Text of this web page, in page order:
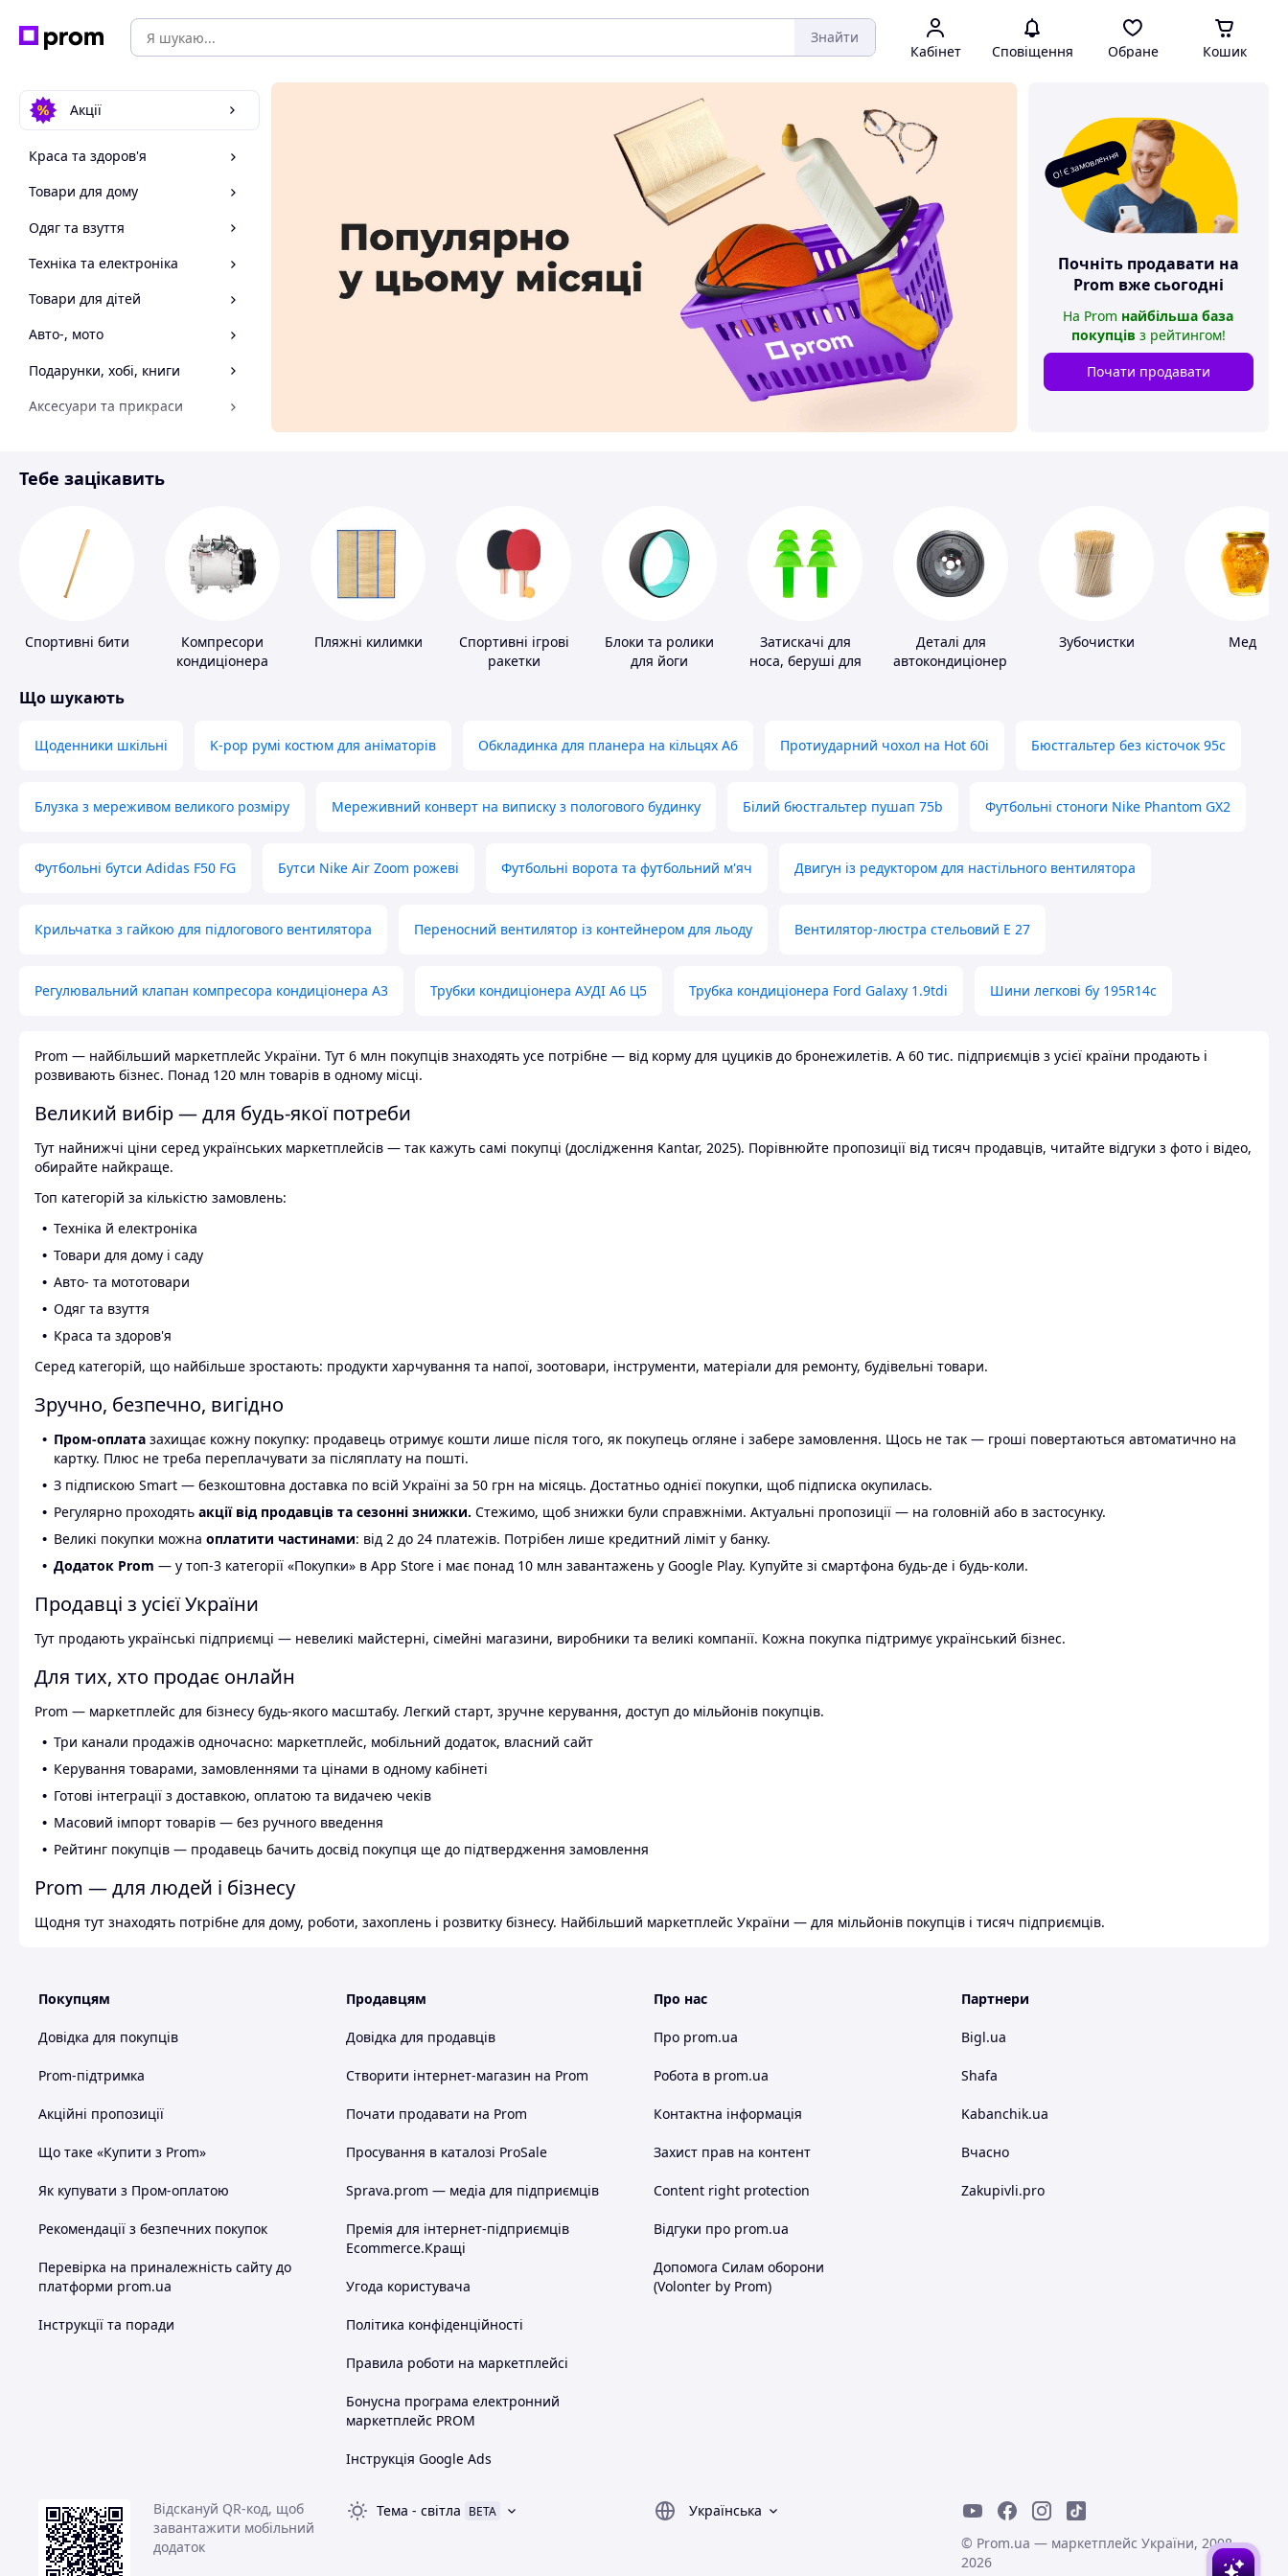
Знайти
Кабінет Сповіщення Обране Кошик
Акції
Краса та здоров'я
Товари для дому
Одяг та взуття
Техніка та електроніка
Товари для дітей
Авто-, мото
Подарунки, хобі, книги
Аксесуари та прикраси
Спорт і відпочинок
О! Є замовлення
Почніть продавати на
Prom вже сьогодні
На Prom найбільша база
покупців з рейтингом!
Почати продавати
Тебе зацікавить
Спортивні бити
Компресори
кондиціонера
Пляжні килимки
Спортивні ігрові
ракетки
Блоки та ролики
для йоги
Затискачі для
носа, беруші для
Деталі для
автокондиціонерів
Зубочистки Мед
Що шукають
Щоденники шкільні K-pop румі костюм для аніматорів Обкладинка для планера на кільцях А6 Протиударний чохол на Hot 60i Бюстгальтер без кісточок 95с
Блузка з мереживом великого розміру Мереживний конверт на виписку з пологового будинку Білий бюстгальтер пушап 75b Футбольні стоноги Nike Phantom GX2
Футбольні бутси Adidas F50 FG Бутси Nike Air Zoom рожеві Футбольні ворота та футбольний м'яч Двигун із редуктором для настільного вентилятора
Крильчатка з гайкою для підлогового вентилятора Переносний вентилятор із контейнером для льоду Вентилятор-люстра стельовий E 27
Регулювальний клапан компресора кондиціонера А3 Трубки кондиціонера АУДІ А6 Ц5 Трубка кондиціонера Ford Galaxy 1.9tdi Шини легкові бу 195R14c
Prom — найбільший маркетплейс України. Тут 6 млн покупців знаходять усе потрібне — від корму для цуциків до бронежилетів. А 60 тис. підприємців з усієї країни продають і
розвивають бізнес. Понад 120 млн товарів в одному місці.
Великий вибір — для будь-якої потреби
Тут найнижчі ціни серед українських маркетплейсів — так кажуть самі покупці (дослідження Kantar, 2025). Порівнюйте пропозиції від тисяч продавців, читайте відгуки з фото і відео,
обирайте найкраще.
Топ категорій за кількістю замовлень:
Техніка й електроніка
Товари для дому і саду
Авто- та мототовари
Одяг та взуття
Краса та здоров'я
Серед категорій, що найбільше зростають: продукти харчування та напої, зоотовари, інструменти, матеріали для ремонту, будівельні товари.
Зручно, безпечно, вигідно
Пром-оплата захищає кожну покупку: продавець отримує кошти лише після того, як покупець огляне і забере замовлення. Щось не так — гроші повертаються автоматично на
картку. Плюс не треба переплачувати за післяплату на пошті.
З підпискою Smart — безкоштовна доставка по всій Україні за 50 грн на місяць. Достатньо однієї покупки, щоб підписка окупилась.
Регулярно проходять акції від продавців та сезонні знижки. Стежимо, щоб знижки були справжніми. Актуальні пропозиції — на головній або в застосунку.
Великі покупки можна оплатити частинами: від 2 до 24 платежів. Потрібен лише кредитний ліміт у банку.
Додаток Prom — у топ-3 категорії «Покупки» в App Store і має понад 10 млн завантажень у Google Play. Купуйте зі смартфона будь-де і будь-коли.
Продавці з усієї України
Тут продають українські підприємці — невеликі майстерні, сімейні магазини, виробники та великі компанії. Кожна покупка підтримує український бізнес.
Для тих, хто продає онлайн
Prom — маркетплейс для бізнесу будь-якого масштабу. Легкий старт, зручне керування, доступ до мільйонів покупців.
Три канали продажів одночасно: маркетплейс, мобільний додаток, власний сайт
Керування товарами, замовленнями та цінами в одному кабінеті
Готові інтеграції з доставкою, оплатою та видачею чеків
Масовий імпорт товарів — без ручного введення
Рейтинг покупців — продавець бачить досвід покупця ще до підтвердження замовлення
Prom — для людей і бізнесу
Щодня тут знаходять потрібне для дому, роботи, захоплень і розвитку бізнесу. Найбільший маркетплейс України — для мільйонів покупців і тисяч підприємців.
Покупцям
Довідка для покупців
Prom-підтримка
Акційні пропозиції
Що таке «Купити з Prom»
Як купувати з Пром-оплатою
Рекомендації з безпечних покупок
Перевірка на приналежність сайту до
платформи prom.ua
Інструкції та поради
Продавцям
Довідка для продавців
Створити інтернет-магазин на Prom
Почати продавати на Prom
Просування в каталозі ProSale
Sprava.prom — медіа для підприємців
Премія для інтернет-підприємців
Ecommerce.Кращі
Угода користувача
Політика конфіденційності
Правила роботи на маркетплейсі
Бонусна програма електронний
маркетплейс PROM
Інструкція Google Ads
Про нас
Про prom.ua
Робота в prom.ua
Контактна інформація
Захист прав на контент
Content right protection
Відгуки про prom.ua
Допомога Силам оборони
(Volonter by Prom)
Партнери
Bigl.ua
Shafa
Kabanchik.ua
Вчасно
Zakupivli.pro
Відскануй QR-код, щоб
завантажити мобільний
додаток
Тема - світла BETA
Українська
© Prom.ua — маркетплейс України, 2008-
2026